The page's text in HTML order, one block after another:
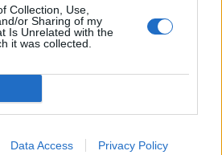
Collection, Use,
or Sharing of my
Is Unrelated with the
it was collected.
Data Access Privacy Policy